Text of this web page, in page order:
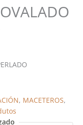
, MACETEROS,